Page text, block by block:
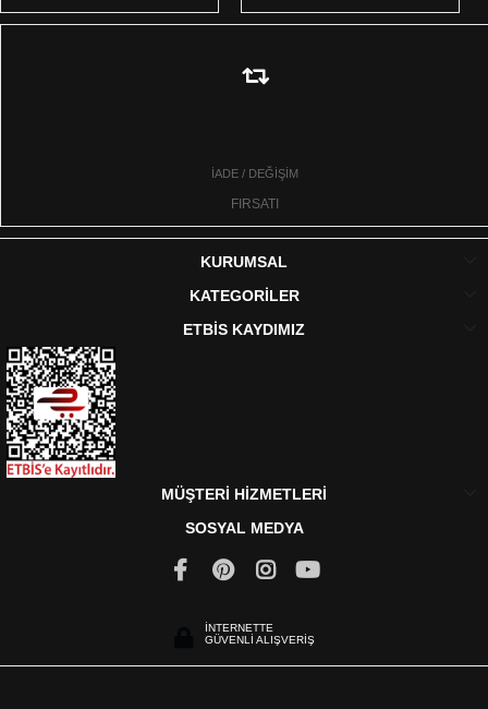
İADE / DEĞİŞİM
FIRSATI
KURUMSAL
KATEGORİLER
ETBİS KAYDIMIZ
MÜŞTERİ HİZMETLERİ
SOSYAL MEDYA
İNTERNETTE
GÜVENLİ ALIŞVERİŞ